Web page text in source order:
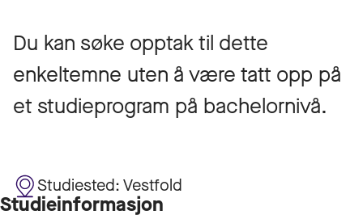
Du kan søke opptak til dette
enkeltemne uten å være tatt opp på
et studieprogram på bachelornivå.
Studieinformasjon
Studiested:Vestfold